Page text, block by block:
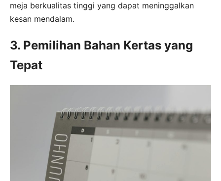
meja berkualitas tinggi yang dapat meninggalkan
kesan mendalam.
3. Pemilihan Bahan Kertas yang
Tepat